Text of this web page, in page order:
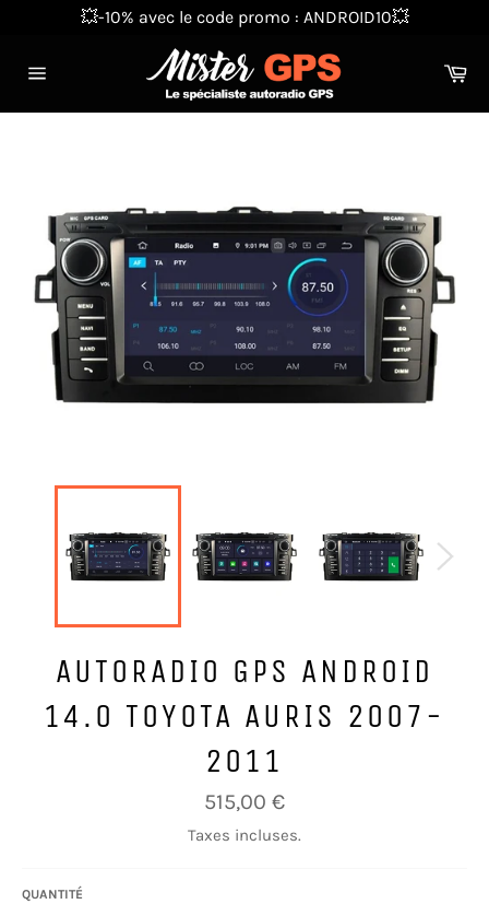
💥-10% avec le code promo : ANDROID10💥
AUTORADIO GPS ANDROID
14.0 TOYOTA AURIS 2007-
2011
Prix
régulier
515,00 €
Taxes incluses.
QUANTITÉ